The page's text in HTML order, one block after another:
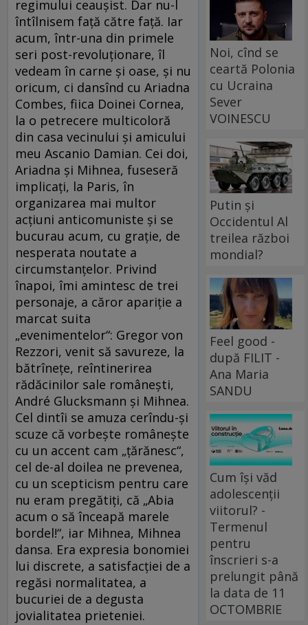
regimului ceaușist. Dar nu-l
întîlnisem față către față. Iar
acum, într-una din primele
seri post-revoluționare, îl
vedeam în carne și oase, și nu
oricum, ci dansînd cu Ariadna
Combes, fiica Doinei Cornea,
la o petrecere multicoloră
din casa vecinului și amicului
meu Ascanio Damian. Cei doi,
Ariadna și Mihnea, fuseseră
implicați, la Paris, în
organizarea mai multor
acțiuni anticomuniste și se
bucurau acum, cu grație, de
nesperata noutate a
circumstanțelor. Privind
înapoi, îmi amintesc de trei
personaje, a căror apariție a
marcat suita
„evenimentelor“: Gregor von
Rezzori, venit să savureze, la
bătrînețe, reîntinerirea
rădăcinilor sale românești,
André Glucksmann și Mihnea.
Cel dintîi se amuza cerîndu-și
scuze că vorbește românește
cu un accent cam „țărănesc“,
cel de-al doilea ne prevenea,
cu un scepticism pentru care
nu eram pregătiți, că „Abia
acum o să înceapă marele
bordel!“, iar Mihnea, Mihnea
dansa. Era expresia bonomiei
lui discrete, a satisfacției de a
regăsi normalitatea, a
bucuriei de a degusta
jovialitatea prieteniei.
Noi, cînd se
ceartă Polonia
cu Ucraina
Sever
VOINESCU
Putin și
Occidentul Al
treilea război
mondial?
Feel good -
după FILIT -
Ana Maria
SANDU
Cum își văd
adolescenții
viitorul? -
Termenul
pentru
înscrieri s-a
prelungit până
la data de 11
OCTOMBRIE